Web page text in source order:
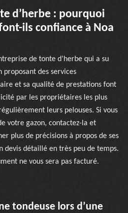
d’herbe : pourquoi
ils confiance à Noa
de tonte d’herbe qui a su
proposant des services
et sa qualité de prestations font
par les propriétaires les plus
leurs pelouses. Si vous
votre gazon, contactez-la et
plus de précisions à propos de ses
devis détaillé en très peu de temps.
ne vous sera pas facturé.
tondeuse lors d’une